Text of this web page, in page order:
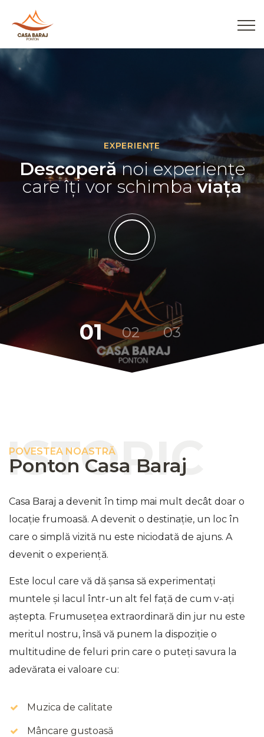
EXPERIENȚE
Descoperănoi experiențe
care îți vor schimbaviața
RELAXARE
Relaxează-teîn unul din
cele maifrumoaselocuri
din România
REZERVĂ ACUM
POVESTEA NOASTRĂ
Ponton Casa Baraj
ISTORIC
Casa Baraj a devenit în timp mai mult decât doar o
locație frumoasă. A devenit o destinație, un loc în
care o simplă vizită nu este niciodată de ajuns. A
devenit o experiență.
Este locul care vă dă șansa să experimentați
muntele și lacul într-un alt fel față de cum v-ați
aștepta. Frumusețea extraordinară din jur nu este
meritul nostru, însă vă punem la dispoziție o
multitudine de feluri prin care o puteți savura la
adevărata ei valoare cu:
Muzica de calitate
Mâncare gustoasă